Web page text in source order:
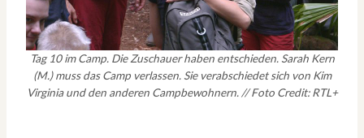
Tag 10 im Camp. Die Zuschauer haben entschieden. Sarah Kern
(M.) muss das Camp verlassen. Sie verabschiedet sich von Kim
Virginia und den anderen Campbewohnern. // Foto Credit: RTL+